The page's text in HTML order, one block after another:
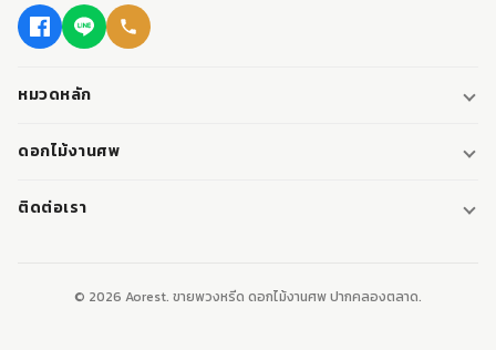
หมวดหลัก
พวงหรีดมาลา
หรีดหนังสือ
ดอกไม้งานศพ
ติดต่อเรา
© 2026 Aorest. ขายพวงหรีด ดอกไม้งานศพ ปากคลองตลาด.